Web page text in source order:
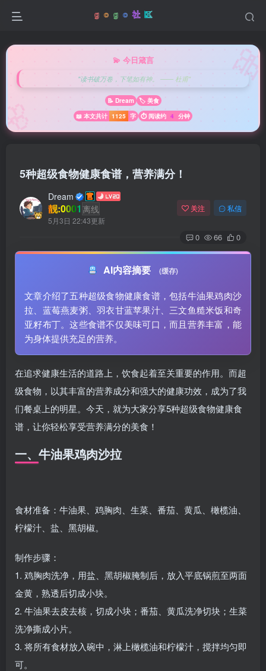
💫 今日箴言
"读书破万卷，下笔如有神。 —— 杜甫"
📝 Dream
🏷️ 美食
📖 本文共计 1125 字 ⏱️ 阅读约 4 分钟
5种超级食物健康食谱，营养满分！
Dream
靓:0001 离线
5月3日 22:43更新
关注 私信
0 66 0
AI内容摘要 (缓存)
文章介绍了五种超级食物健康食谱，包括牛油果鸡肉沙
拉、蓝莓燕麦粥、羽衣甘蓝苹果汁、三文鱼糙米饭和奇
亚籽布丁。这些食谱不仅美味可口，而且营养丰富，能
为身体提供充足的营养。
在追求健康生活的道路上，饮食起着至关重要的作用。而超
级食物，以其丰富的营养成分和强大的健康功效，成为了我
们餐桌上的明星。今天，就为大家分享5种超级食物健康食
谱，让你轻松享受营养满分的美食！
一、牛油果鸡肉沙拉
食材准备：牛油果、鸡胸肉、生菜、番茄、黄瓜、橄榄油、
柠檬汁、盐、黑胡椒。
制作步骤：
1. 鸡胸肉洗净，用盐、黑胡椒腌制后，放入平底锅煎至两面
金黄，熟透后切成小块。
2. 牛油果去皮去核，切成小块；番茄、黄瓜洗净切块；生菜
洗净撕成小片。
3. 将所有食材放入碗中，淋上橄榄油和柠檬汁，搅拌均匀即
可。